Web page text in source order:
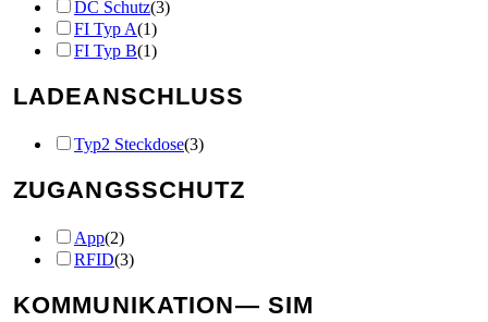
DC Schutz(3)
FI Typ A(1)
FI Typ B(1)
LADEANSCHLUSS
Typ2 Steckdose(3)
ZUGANGSSCHUTZ
App(2)
RFID(3)
KOMMUNIKATION— SIM